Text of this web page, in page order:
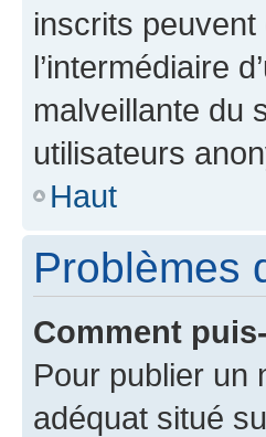
inscrits
l’intermédiaire
malveillante du
utilisateurs
Haut
Problèmes
Comment
Pour publier un
adéquat situé